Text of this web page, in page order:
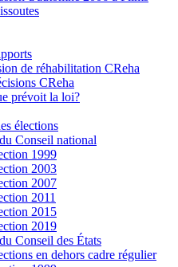
de réhabilitation CReha
CReha
prévoit la loi?
élections
Conseil national
1999
2003
2007
2011
2015
2019
Conseil des États
en dehors cadre régulier